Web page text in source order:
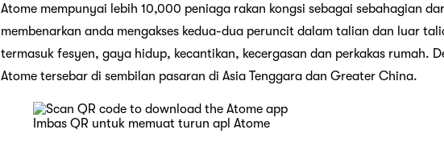
Atome mempunyai lebih 10,000 peniaga rakan kongsi sebagai sebahagian
membenarkan anda mengakses kedua-dua peruncit dalam talian dan luar
termasuk fesyen, gaya hidup, kecantikan, kecergasan dan perkakas rumah.
Atome tersebar di sembilan pasaran di Asia Tenggara dan Greater China.
Imbas QR untuk memuat turun apl Atome